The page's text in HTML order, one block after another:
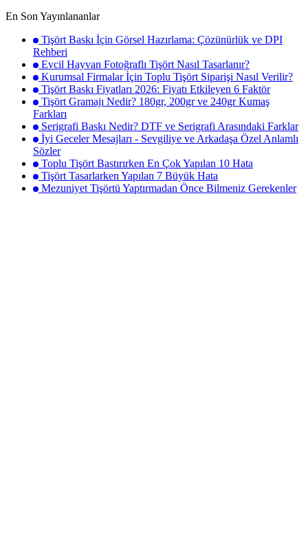
En Son Yayınlananlar
Tişört Baskı İçin Görsel Hazırlama: Çözünürlük ve DPI
Rehberi
Evcil Hayvan Fotoğraflı Tişört Nasıl Tasarlanır?
Kurumsal Firmalar İçin Toplu Tişört Siparişi Nasıl Verilir?
Tişört Baskı Fiyatları 2026: Fiyatı Etkileyen 6 Faktör
Tişört Gramajı Nedir? 180gr, 200gr ve 240gr Kumaş
Farkları
Serigrafi Baskı Nedir? DTF ve Serigrafi Arasındaki Farklar
İyi Geceler Mesajları - Sevgiliye ve Arkadaşa Özel Anlamlı
Sözler
Toplu Tişört Bastırırken En Çok Yapılan 10 Hata
Tişört Tasarlarken Yapılan 7 Büyük Hata
Mezuniyet Tişörtü Yaptırmadan Önce Bilmeniz Gerekenler